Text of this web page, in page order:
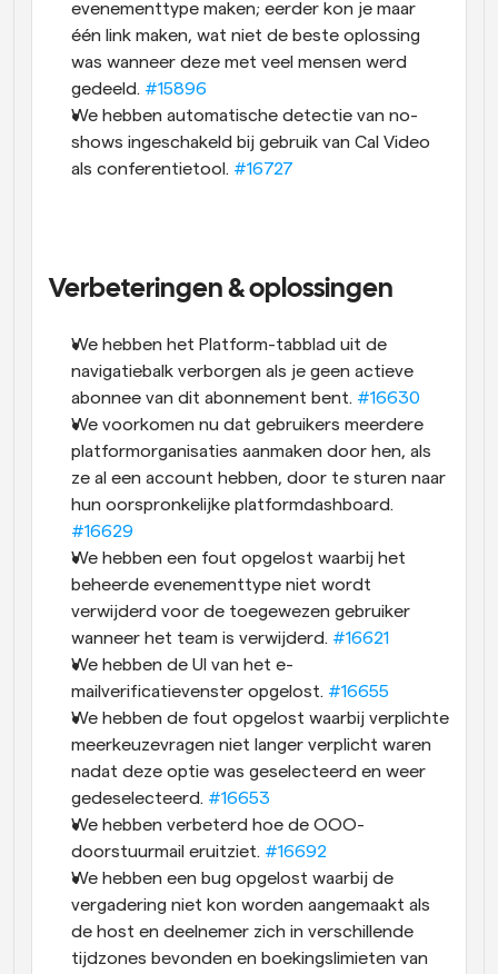
evenementtype maken; eerder kon je maar
één link maken, wat niet de beste oplossing
was wanneer deze met veel mensen werd
gedeeld. #15896
We hebben automatische detectie van no-
shows ingeschakeld bij gebruik van Cal Video
als conferentietool. #16727
Verbeteringen & oplossingen
We hebben het Platform-tabblad uit de
navigatiebalk verborgen als je geen actieve
abonnee van dit abonnement bent. #16630
We voorkomen nu dat gebruikers meerdere
platformorganisaties aanmaken door hen, als
ze al een account hebben, door te sturen naar
#16629
We hebben een fout opgelost waarbij het
beheerde evenementtype niet wordt
verwijderd voor de toegewezen gebruiker
wanneer het team is verwijderd. #16621
We hebben de UI van het e-
mailverificatievenster opgelost. #16655
We hebben de fout opgelost waarbij verplichte
meerkeuzevragen niet langer verplicht waren
nadat deze optie was geselecteerd en weer
gedeselecteerd. #16653
We hebben verbeterd hoe de OOO-
doorstuurmail eruitziet. #16692
We hebben een bug opgelost waarbij de
vergadering niet kon worden aangemaakt als
de host en deelnemer zich in verschillende
tijdzones bevonden en boekingslimieten van